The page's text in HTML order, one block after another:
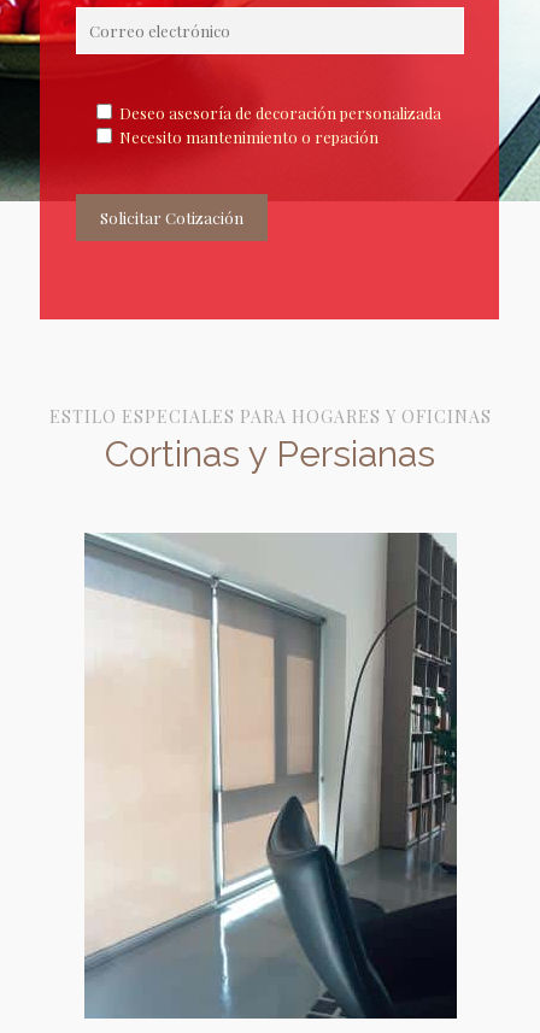
Deseo asesoría de decoración personalizada
Necesito mantenimiento o repación
ESTILO ESPECIALES PARA HOGARES Y OFICINAS
Cortinas y Persianas
Enrrollables
Nuestras enrollables le darán a
tu espacio un look moderno y
minimalista y te ayudarán a
proteger tus mueble y pisos de
los rayos del sol. Podrás elegir
entre una amplia gama de
tejidos traslúcidos, opacos o
blackout de acuerdo al nivel de
protección y privacidad que
requieres.